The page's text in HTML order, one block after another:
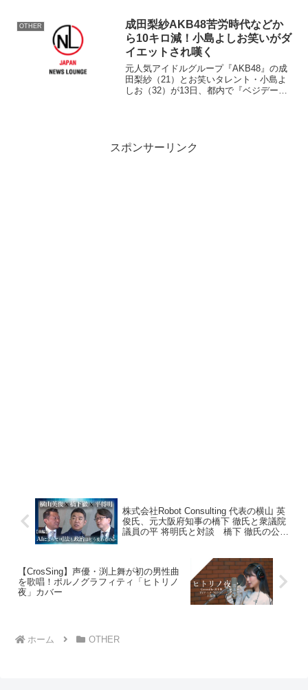
OTHER
成田梨紗AKB48苦労時代などか
ら10キロ減！小島よしお笑いがダ
イエットされ嘆く
元人気アイドルグループ『AKB48』の成
田梨紗（21）とお笑いタレント・小島よ
しお（32）が13日、都内で『ベジデーツ-
スポンサーリンク
株式会社Robot Consulting 代表の横山 英
俊氏、元大阪府知事の橋下 徹氏と衆議院
議員の平 将明氏と対談 橋下 徹氏の公式
【CrosSing】声優・渕上舞が初の男性曲
を歌唱！ポルノグラフィティ「ヒトリノ
夜」カバー
ホーム OTHER